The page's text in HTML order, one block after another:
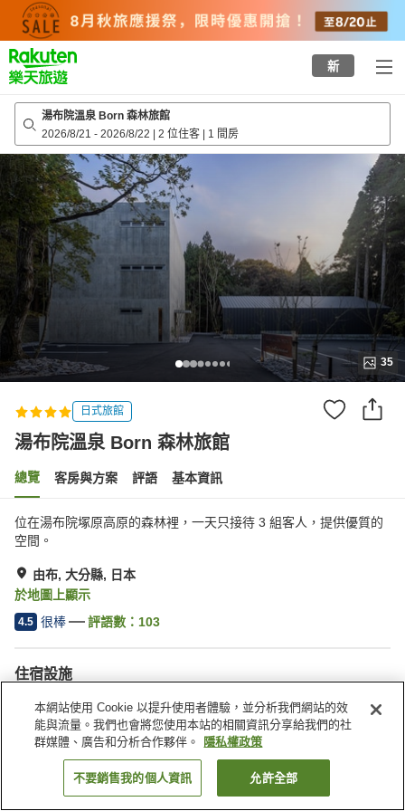
top
page
新
湯布院溫泉 Born 森林旅館
2026/8/21 - 2026/8/22 | 2 位住客 | 1 間房
35
日式旅館
湯布院溫泉 Born 森林旅館
總覽 客房與方案 評語 基本資訊
位在湯布院塚原高原的森林裡，一天只接待 3 組客人，提供優質的
空間。
由布, 大分縣, 日本
於地圖上顯示
4.5 很棒 評語數： 103
住宿設施
無線網路
餐廳
休息室
露天浴池（溫泉）
找客房
本網站使用 Cookie 以提升使用者體驗，並分析我們網站的效
能與流量。我們也會將您使用本站的相關資訊分享給我們的社
群媒體、廣告和分析合作夥伴。
隱私權政策
不要銷售我的個人資訊 允許全部